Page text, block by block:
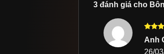
3 đánh giá cho
Được
Anh
26/